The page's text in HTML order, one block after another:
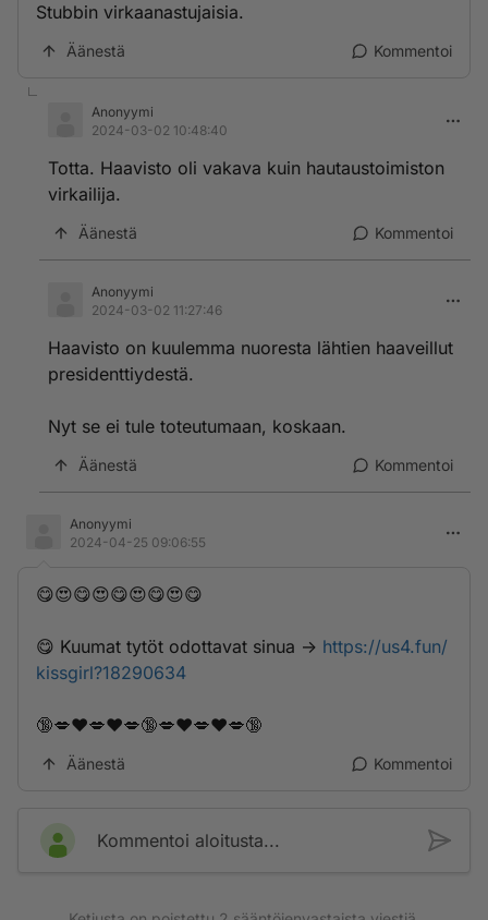
Stubbin virkaanastujaisia.
Äänestä Kommentoi
Anonyymi
2024-03-02 10:48:40
Totta. Haavisto oli vakava kuin hautaustoimiston
virkailija.
Äänestä Kommentoi
Anonyymi
2024-03-02 11:27:46
Haavisto on kuulemma nuoresta lähtien haaveillut
presidenttiydestä.
Nyt se ei tule toteutumaan, koskaan.
Äänestä Kommentoi
Anonyymi
2024-04-25 09:06:55
😋😍😋😍😋😍😋😍😋
😋 K­­u­­­u­m­­a­­t­­ ­­t­­­y­­­t­ö­­t­­­ ­­­o­­d­­o­­­t­­t­a­v­­­­­­a­t­ ­s­i­n­­u­a­­ -> https://us4.fun/
kissgirl?18290634
🔞💋❤️💋❤️💋🔞💋❤️💋❤️💋🔞
Äänestä Kommentoi
Kommentoi aloitusta...